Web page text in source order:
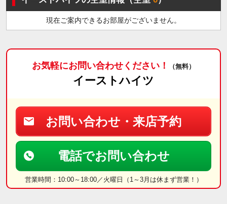
現在ご案内できるお部屋がございません。
お気軽にお問い合わせください！ （無料）
イーストハイツ
お問い合わせ・来店予約
電話でお問い合わせ
営業時間：10:00～18:00／火曜日（1～3月は休まず営業！）